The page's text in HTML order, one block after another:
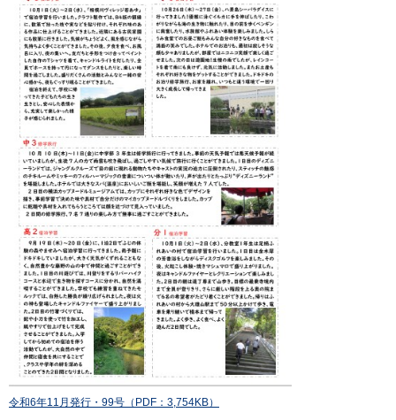
令和6年11月発行・99号（PDF：3,754KB）